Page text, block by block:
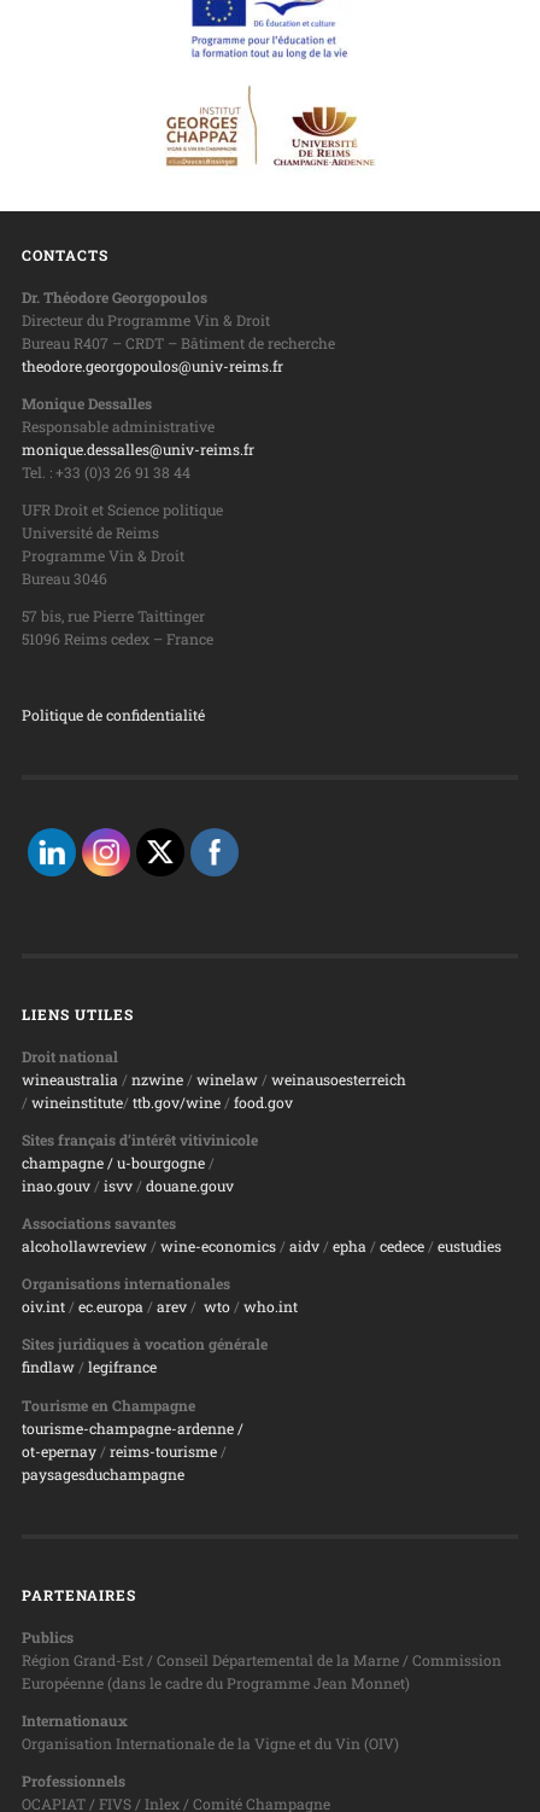
CONTACTS
Dr. Théodore Georgopoulos
Directeur du Programme Vin & Droit
Bureau R407 – CRDT – Bâtiment de recherche
theodore.georgopoulos@univ-reims.fr
Monique Dessalles
Responsable administrative
monique.dessalles@univ-reims.fr
Tel. : +33 (0)3 26 91 38 44
UFR Droit et Science politique
Université de Reims
Programme Vin & Droit
Bureau 3046
57 bis, rue Pierre Taittinger
51096 Reims cedex – France
Politique de confidentialité
LIENS UTILES
Droit national
wineaustralia / nzwine/ winelaw/ weinausoesterreich
/ wineinstitute/ ttb.gov/wine/ food.gov
Sites français d’intérêt vitivinicole
champagne/ u-bourgogne/
inao.gouv/ isvv/ douane.gouv
Associations savantes
alcohollawreview/ wine-economics/ aidv/ epha / cedece/ eustudies
Organisations internationales
oiv.int/ ec.europa/ arev/ wto/ who.int
Sites juridiques à vocation générale
findlaw/ legifrance
Tourisme en Champagne
tourisme-champagne-ardenne /
ot-epernay/ reims-tourisme/
paysagesduchampagne
PARTENAIRES
Publics
Région Grand-Est / Conseil Départemental de la Marne / Commission
Européenne (dans le cadre du Programme Jean Monnet)
Internationaux
Organisation Internationale de la Vigne et du Vin (OIV)
Professionnels
OCAPIAT / FIVS / Inlex / Comité Champagne